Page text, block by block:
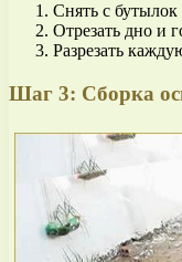
Снять с
Отрезать дно и
Разрезать
Шаг 3: Сборка